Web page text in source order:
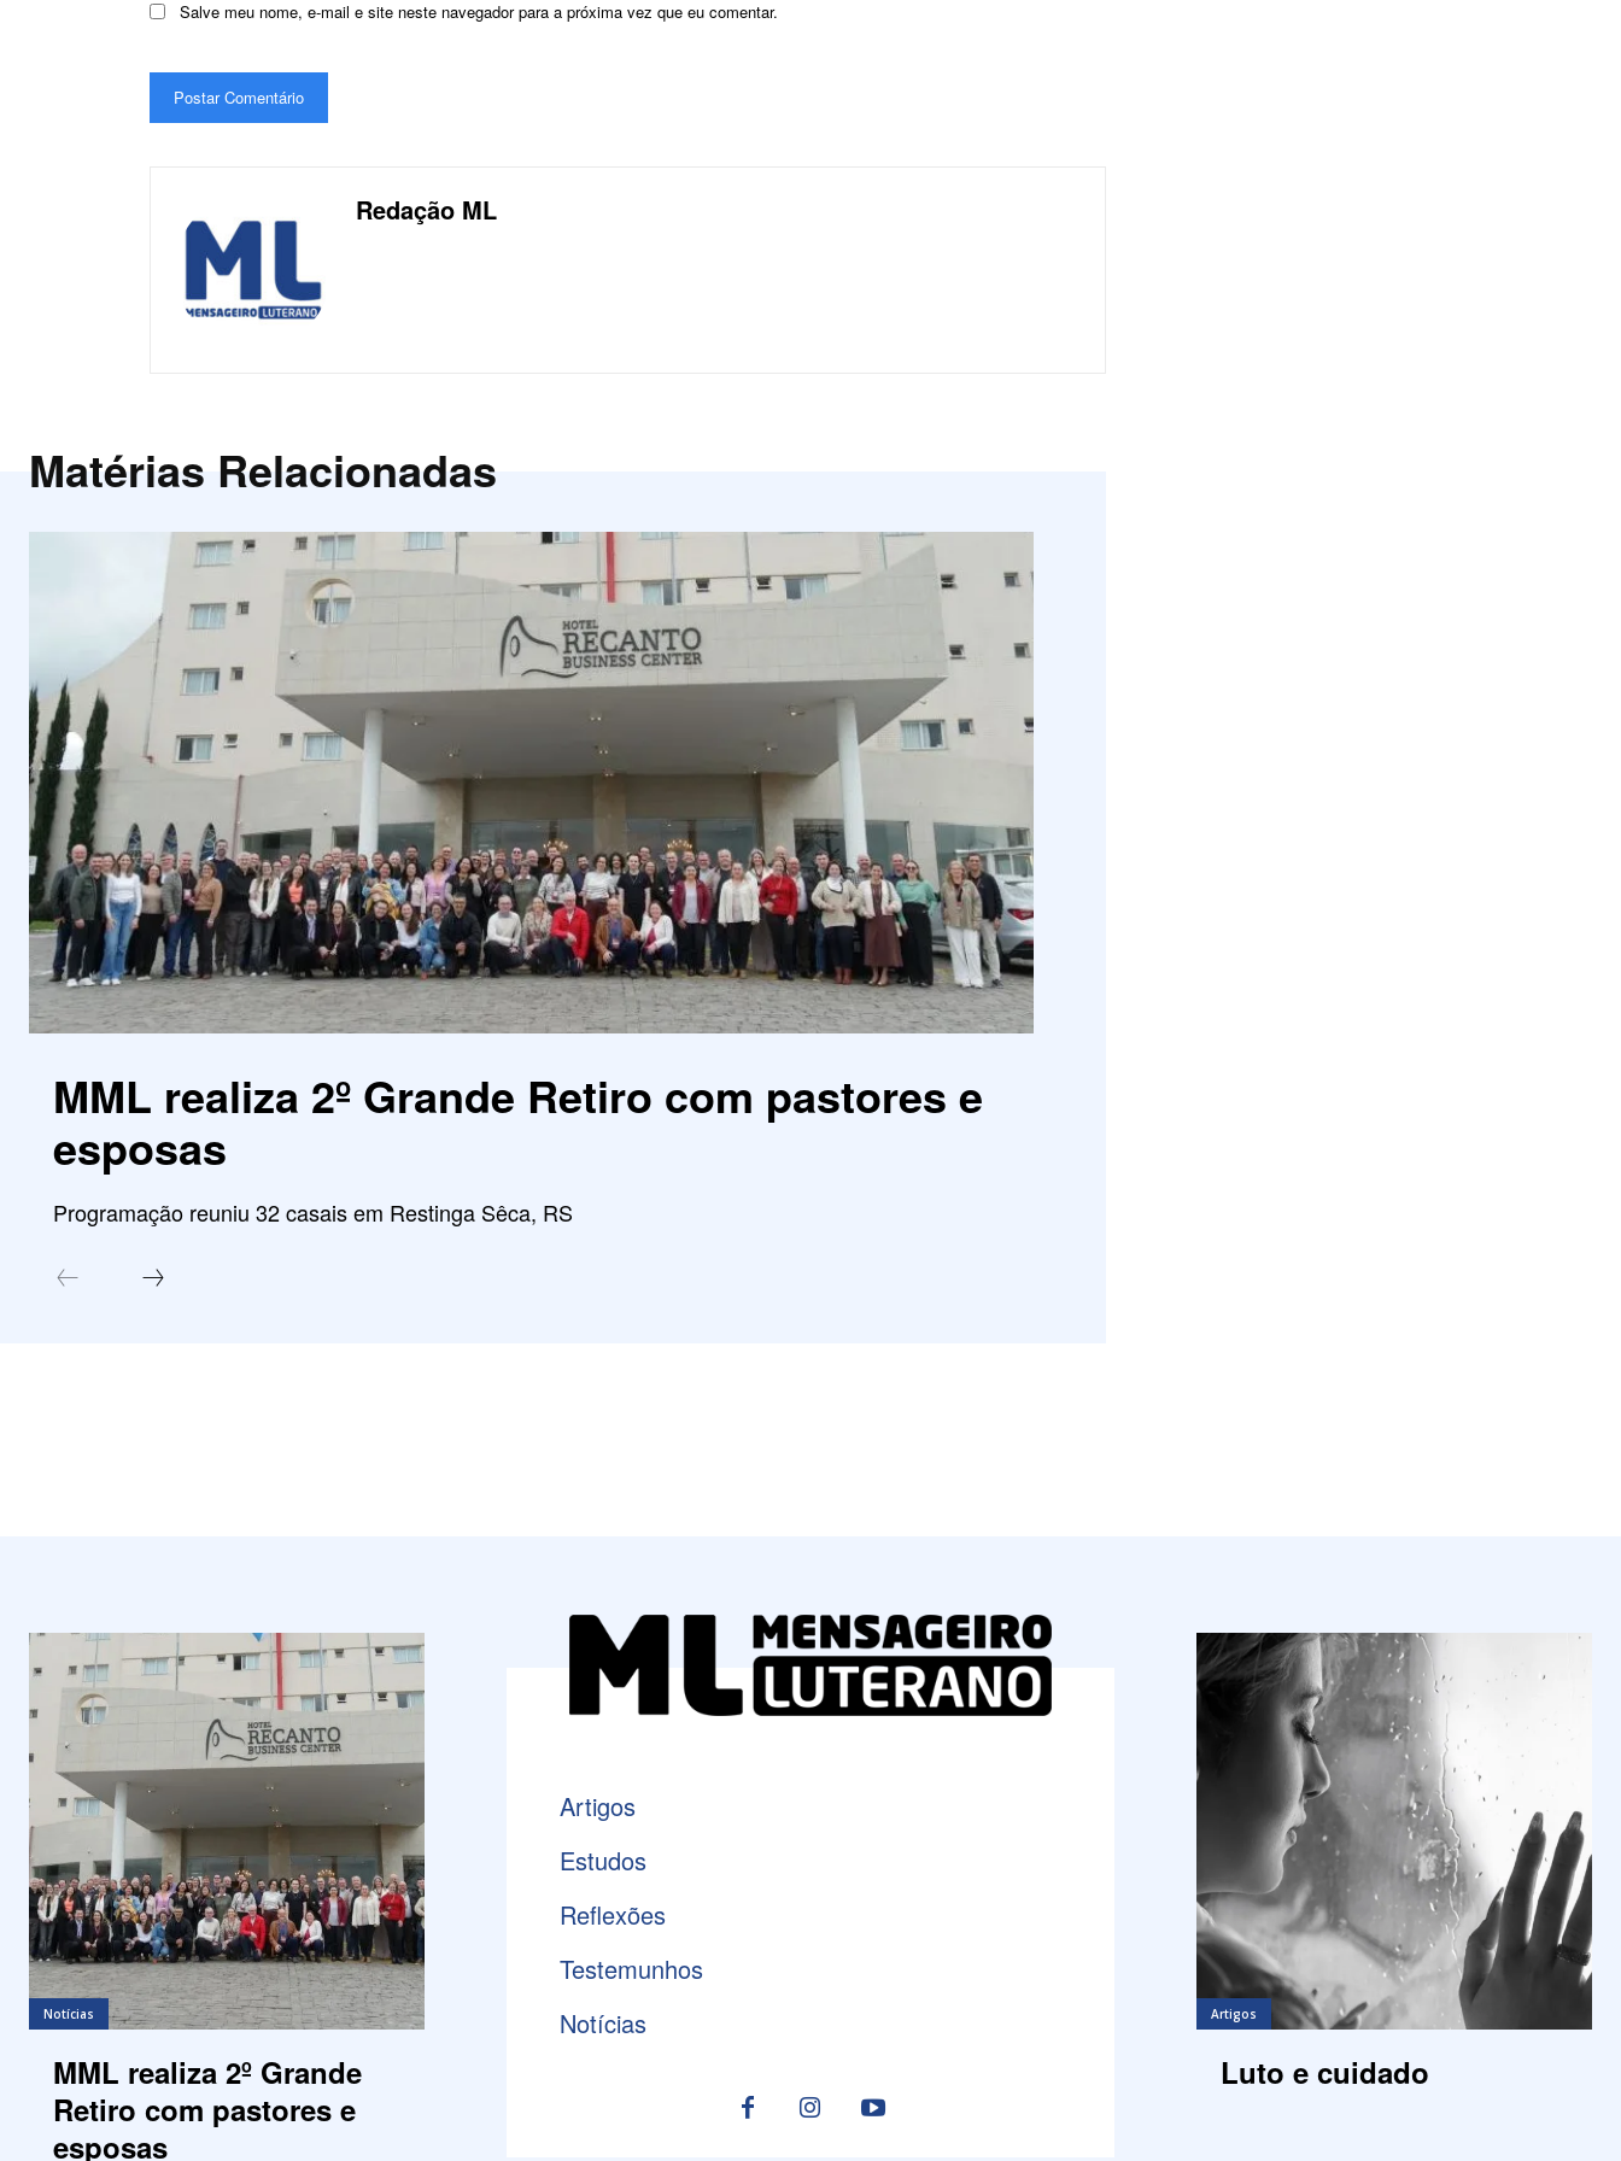
Salve meu nome, e-mail e site neste navegador para a próxima vez que eu comentar.
Redação ML
Matérias Relacionadas
MML realiza 2º Grande Retiro com pastores e
esposas
Programação reuniu 32 casais em Restinga Sêca, RS
Notícias
MML realiza 2º Grande
Retiro com pastores e
esposas
Artigos
Estudos
Reflexões
Testemunhos
Notícias
Artigos
Luto e cuidado